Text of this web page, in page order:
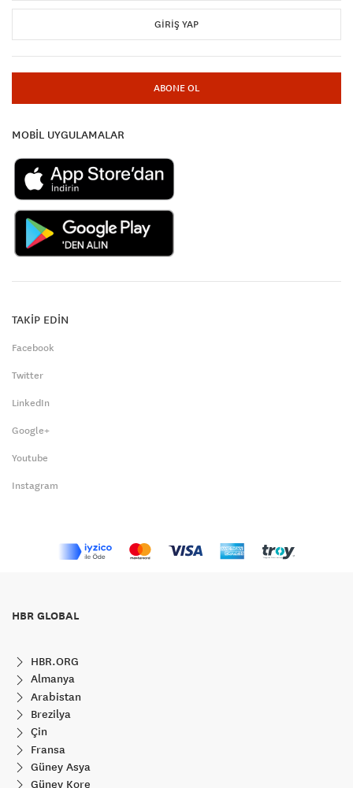
GIRIŞ YAP
ABONE OL
MOBİL UYGULAMALAR
TAKİP EDİN
Facebook
Twitter
LinkedIn
Google+
Youtube
Instagram
HBR GLOBAL
HBR.ORG
Almanya
Arabistan
Brezilya
Çin
Fransa
Güney Asya
Güney Kore